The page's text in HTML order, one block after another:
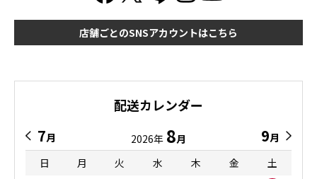
店舗ごとのSNSアカウントはこちら
配送カレンダー
7月 2026年 8月 9月
日
月 火 水 木 金
土